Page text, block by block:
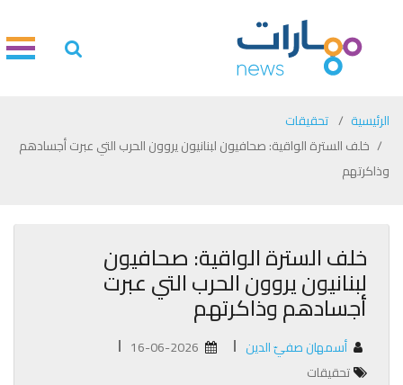
الرئيسية
تحقيقات
خلف السترة الواقية: صحافيون لبنانيون يروون الحرب التي عبرت أجسادهم
وذاكرتهم
خلف السترة الواقية: صحافيون
لبنانيون يروون الحرب التي عبرت
أجسادهم وذاكرتهم
أسمهان صفيّ الدين
تحقيقات